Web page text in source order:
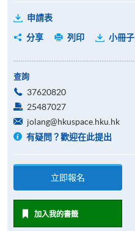
申請表
分享
列印 小冊子
查詢
37620820
25487027
jolang@hkuspace.hku.hk
有疑問？歡迎在此提出
立即報名
加入我的書籤